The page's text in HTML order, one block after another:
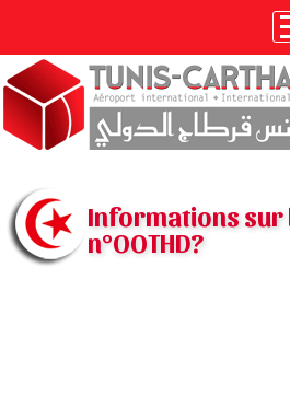
Informations sur
n°OOTHD?